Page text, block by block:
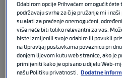
Talijanski novinar rekao je
Madridstupio u kontakt s
portugalskim trenerom
posla čak ni uz sve drame
dana u klubu.
Odabirom opcije Prihvaćam omogućit
podržavaju svrhe za čije pružanje mi i
su alati za praćenje onemogućeni,
više neće biti toliko relevantni za vas.
biste izmijenili svoje odabire ili povukli
na Upravljaj postavkama poveznicu pri
donjem lijevom kutu web stranice, ako je
primijeniti kako je opisano u dijelu Web-
našu Politiku privatnosti.
Dodatne